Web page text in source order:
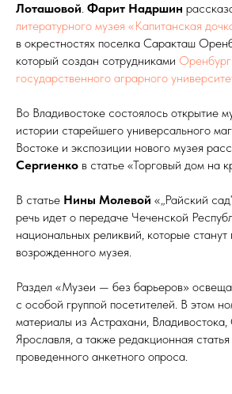
Лоташовой. Фарит Надршин
литературного музея «Капитанская
в окрестностях поселка Саракташ
который создан сотрудниками
государственного аграрного
Во Владивостоке состоялось открытие
истории старейшего универсального
Востоке и экспозиции нового музея
Сергиенко в статье «Торговый дом на
В статье Нины Молевой «„Райский
речь идет о передаче Чеченской
национальных реликвий, которые станут
возрожденного музея.
Раздел «Музеи — без барьеров»
с особой группой посетителей. В этом
материалы из Астрахани,
Ярославля, а также редакционная
проведенного анкетного опроса.